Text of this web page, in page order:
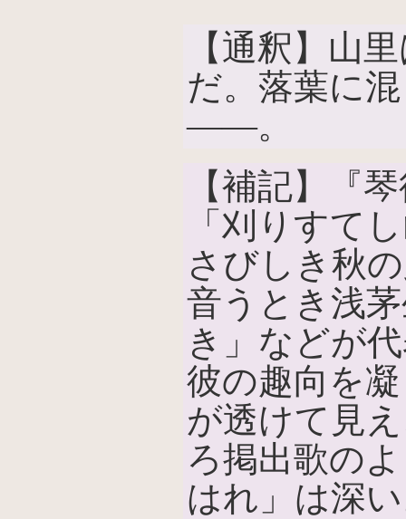
【通釈】山
だ。落葉に
――。
【補記】『
「刈りすて
さびしき秋
音うとき浅
き」などが
彼の趣向を
が透けて見
ろ掲出歌の
はれ」は深